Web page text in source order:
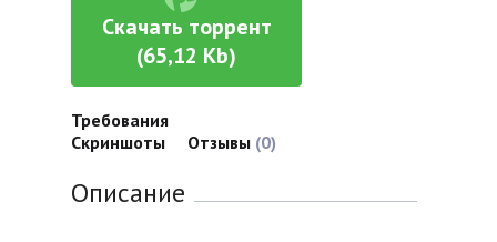
Скачать торрент
(65,12 Kb)
Требования
Скриншоты
Отзывы (0)
Описание